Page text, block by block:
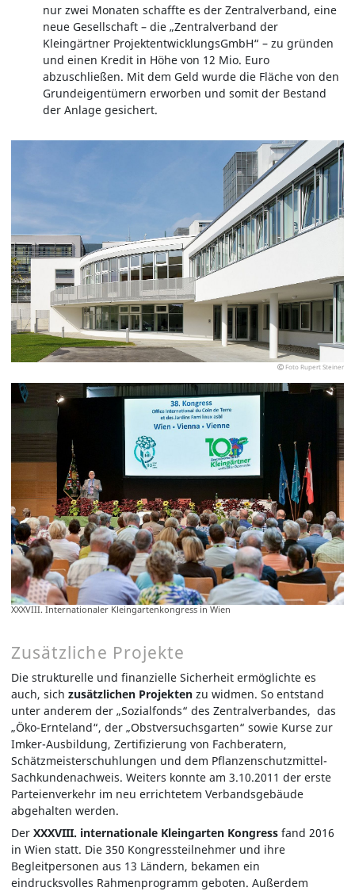
nur zwei Monaten schaffte es der Zentralverband, eine
neue Gesellschaft – die „Zentralverband der
Kleingärtner ProjektentwicklungsGmbH“ – zu gründen
und einen Kredit in Höhe von 12 Mio. Euro
abzuschließen. Mit dem Geld wurde die Fläche von den
Grundeigentümern erworben und somit der Bestand
der Anlage gesichert.
Foto Rupert Steiner
XXXVIII. Internationaler Kleingartenkongress in Wien
Zusätzliche Projekte
Die strukturelle und finanzielle Sicherheit ermöglichte es
auch, sich zusätzlichen Projekten zu widmen. So entstand
unter anderem der „Sozialfonds“ des Zentralverbandes, das
„Öko-Ernteland“, der „Obstversuchsgarten“ sowie Kurse zur
Imker-Ausbildung, Zertifizierung von Fachberatern,
Schätzmeisterschuhlungen und dem Pflanzenschutzmittel-
Sachkundenachweis. Weiters konnte am 3.10.2011 der erste
Parteienverkehr im neu errichtetem Verbandsgebäude
abgehalten werden.
Der XXXVIII. internationale Kleingarten Kongress fand 2016
in Wien statt. Die 350 Kongressteilnehmer und ihre
Begleitpersonen aus 13 Ländern, bekamen ein
eindrucksvolles Rahmenprogramm geboten. Außerdem